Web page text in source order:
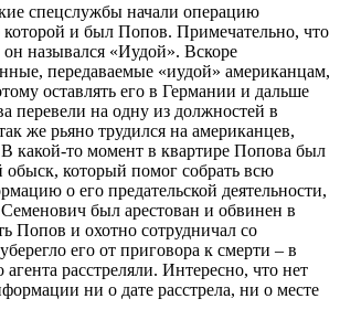
спецслужбы начали операцию
и был Попов. Примечательно, что
назывался «Иудой». Вскоре
передаваемые «иудой» американцам,
оставлять его в Германии и дальше
перевели на одну из должностей в
же рьяно трудился на американцев,
В какой-то момент в квартире Попова был
обыск, который помог собрать всю
о его предательской деятельности,
был арестован и обвинен в
Попов и охотно сотрудничал со
его от приговора к смерти – в
расстреляли. Интересно, что нет
ни о дате расстрела, ни о месте